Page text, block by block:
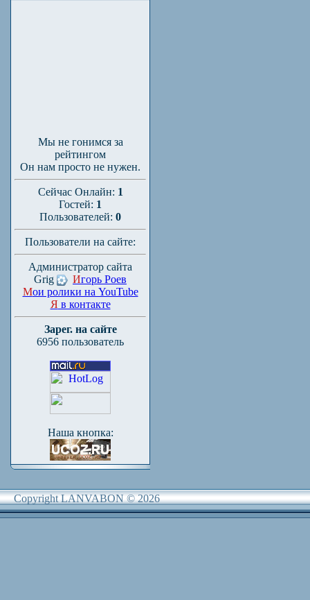
Мы не гонимся за
рейтингом
Он нам просто не нужен.
Сейчас Онлайн: 1
Гостей: 1
Пользователей: 0
Пользователи на сайте:
Администратор сайта
Grig
Игорь Роев
Мои ролики на YouTube
Я в контакте
Зарег. на сайте
6956 пользователь
Наша кнопка:
Copyright LANVABON © 2026